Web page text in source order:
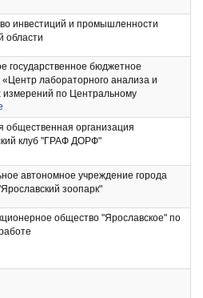
инвестиций и промышленности
области
государственное бюджетное
лабораторного анализа и
измерений по Центральному
округу, филиал "ЦЛАТИ по
области"
общественная организация
клуб "ГРАФ ДОРФ"
автономное учреждение города
зоопарк"
общество "Ярославское" по